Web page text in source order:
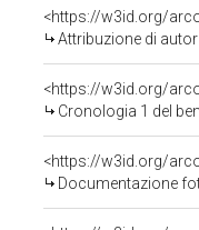
<https://w3id.org/
Attribuzione di
<https://w3id.org/
Cronologia 1 del
Documentazione